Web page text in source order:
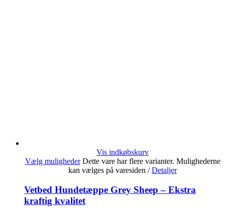
Vis indkøbskurv
Vælg muligheder Dette vare har flere varianter. Mulighederne
kan vælges på varesiden / Detaljer
Vetbed Hundetæppe Grey Sheep – Ekstra
kraftig kvalitet